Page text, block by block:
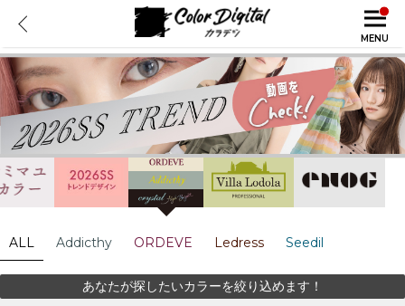
MENU
ALL Addicthy ORDEVE Ledress Seedil
あなたが探したいカラーを絞り込めます！